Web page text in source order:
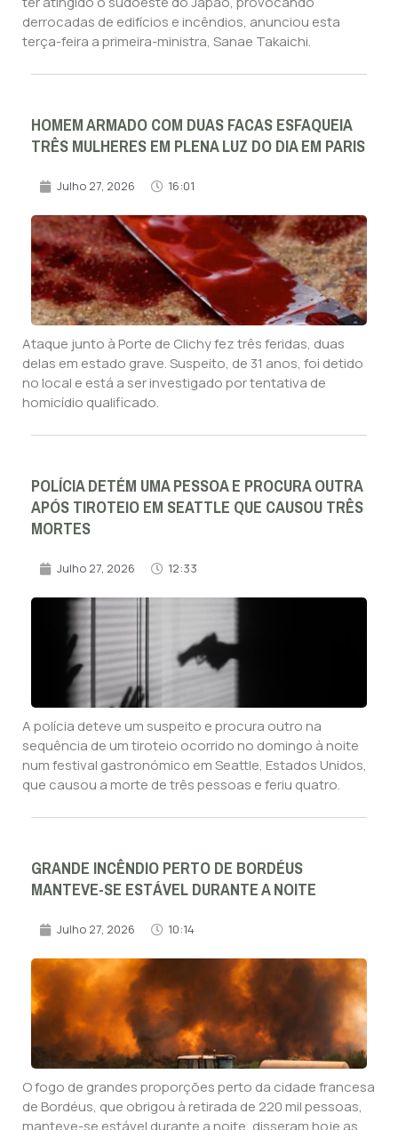
derrocadas de edifícios e incêndios, anunciou esta
terça-feira a primeira-ministra, Sanae Takaichi.
HOMEM ARMADO COM DUAS FACAS ESFAQUEIA
TRÊS MULHERES EM PLENA LUZ DO DIA EM PARIS
Julho 27, 2026 16:01
Ataque junto à Porte de Clichy fez três feridas, duas
delas em estado grave. Suspeito, de 31 anos, foi detido
no local e está a ser investigado por tentativa de
homicídio qualificado.
POLÍCIA DETÉM UMA PESSOA E PROCURA OUTRA
APÓS TIROTEIO EM SEATTLE QUE CAUSOU TRÊS
MORTES
Julho 27, 2026 12:33
A polícia deteve um suspeito e procura outro na
sequência de um tiroteio ocorrido no domingo à noite
num festival gastronómico em Seattle, Estados Unidos,
que causou a morte de três pessoas e feriu quatro.
GRANDE INCÊNDIO PERTO DE BORDÉUS
MANTEVE-SE ESTÁVEL DURANTE A NOITE
Julho 27, 2026 10:14
O fogo de grandes proporções perto da cidade francesa
de Bordéus, que obrigou à retirada de 220 mil pessoas,